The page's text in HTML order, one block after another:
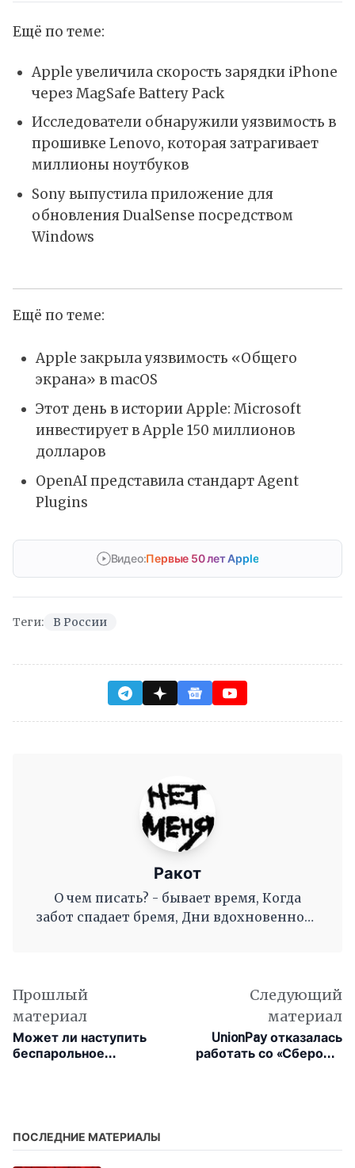
Ещё по теме:
Apple увеличила скорость зарядки iPhone
через MagSafe Battery Pack
Исследователи обнаружили уязвимость в
прошивке Lenovo, которая затрагивает
миллионы ноутбуков
Sony выпустила приложение для
обновления DualSense посредством
Windows
Ещё по теме:
Apple закрыла уязвимость «Общего
экрана» в macOS
Этот день в истории Apple: Microsoft
инвестирует в Apple 150 миллионов
долларов
OpenAI представила стандарт Agent
Plugins
Видео:Первые 50 лет Apple
Теги: В России
Ракот
О чем писать? - бывает время, Когда
забот спадает бремя, Дни вдохновенного
Прошлый
материал
Может ли наступить
беспарольное
Следующий
материал
UnionPay отказалась
работать со «Сбером»,
ПОСЛЕДНИЕ МАТЕРИАЛЫ